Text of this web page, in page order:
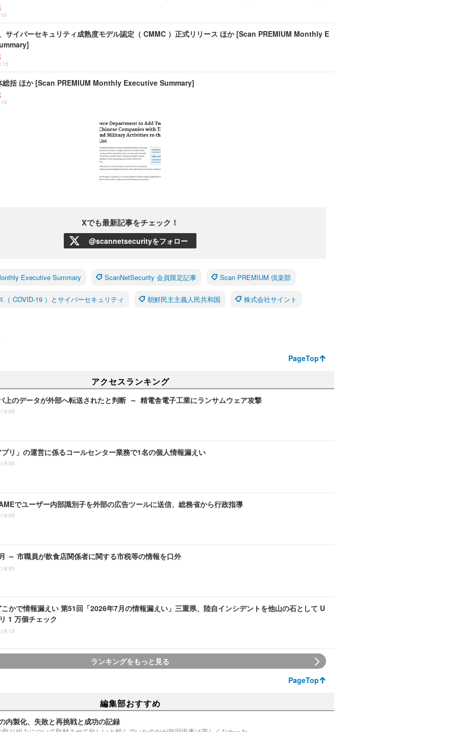
サイバーセキュリティ成熟度モデル認定（ CMMC ）正式リリース ほか [Scan PREMIUM Monthly E
総括 ほか [Scan PREMIUM Monthly Executive Summary]
Xでも最新記事をチェック！
@scannetsecurityをフォロー
Executive Summary ScanNetSecurity 会員限定記事 Scan PREMIUM 倶楽部
（ COVID-19 ）とサイバーセキュリティ 朝鮮民主主義人民共和国 株式会社サイント
PageTop
アクセスランキング
上のデータが外部へ転送されたと判断 ～ 精電舎電子工業にランサムウェア攻撃
8:05
プリ」の運営に係るコールセンター業務で1名の個人情報漏えい
8:05
でユーザー内部識別子を外部の広告ツールに送信、総務省から行政指導
8:05
～ 市職員が飲食店関係者に関する市税等の情報を口外
8:05
かで情報漏えい 第51回「2026年7月の情報漏えい」三重県、陸自インシデントを他山の石として U
1 万個チェック
8:15
ランキングをもっと見る
PageTop
編集部おすすめ
内製化、失敗と再挑戦と成功の記録